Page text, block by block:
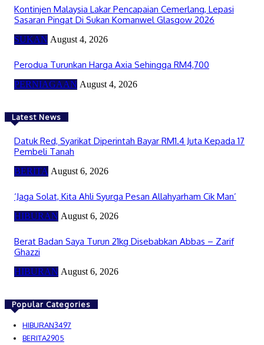
Kontinjen Malaysia Lakar Pencapaian Cemerlang, Lepasi
Sasaran Pingat Di Sukan Komanwel Glasgow 2026
SUKAN August 4, 2026
Perodua Turunkan Harga Axia Sehingga RM4,700
PERNIAGAAN August 4, 2026
Latest News
Datuk Red, Syarikat Diperintah Bayar RM1.4 Juta Kepada 17
Pembeli Tanah
BERITA August 6, 2026
‘Jaga Solat, Kita Ahli Syurga Pesan Allahyarham Cik Man’
HIBURAN August 6, 2026
Berat Badan Saya Turun 21kg Disebabkan Abbas – Zarif
Ghazzi
HIBURAN August 6, 2026
Popular Categories
HIBURAN3497
BERITA2905